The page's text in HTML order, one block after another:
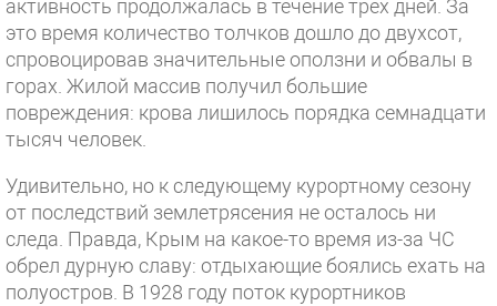
активность продолжалась в течение трех дней. За
это время количество толчков дошло до двухсот,
спровоцировав значительные оползни и обвалы в
горах. Жилой массив получил большие
повреждения: крова лишилось порядка семнадцати
тысяч человек.
Удивительно, но к следующему курортному сезону
от последствий землетрясения не осталось ни
следа. Правда, Крым на какое-то время из-за ЧС
обрел дурную славу: отдыхающие боялись ехать на
полуостров. В 1928 году поток курортников